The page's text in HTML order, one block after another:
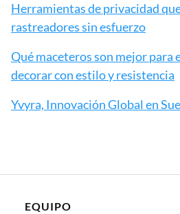
Herramientas de privacidad
rastreadores sin esfuerzo
Qué maceteros son mejor para
decorar con estilo y resistencia
Yvyra, Innovación Global en
EQUIPO